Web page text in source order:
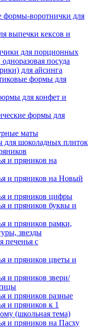
воротнички для
выпечки кексов и
для порционных
посуда
для айсинга
формы для
для конфет и
формы для
маты
для шоколадных плиток
и пряников на
и пряников на Новый
и пряников цифры
и пряников буквы и
и пряников рамки,
звезды
печенья с
и пряников цветы и
и пряников звери/
и пряников разные
и пряников к 1
(школьная тема)
и пряников на Пасху